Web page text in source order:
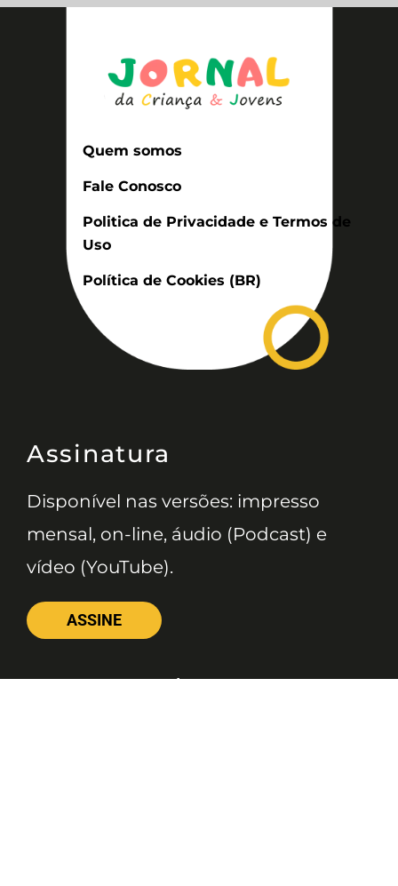
Quem somos
Fale Conosco
Politica de Privacidade e Termos de
Uso
Política de Cookies (BR)
Assinatura
Disponível nas versões: impresso
mensal, on-line, áudio (Podcast) e
vídeo (YouTube).
ASSINE
Nossas Redes